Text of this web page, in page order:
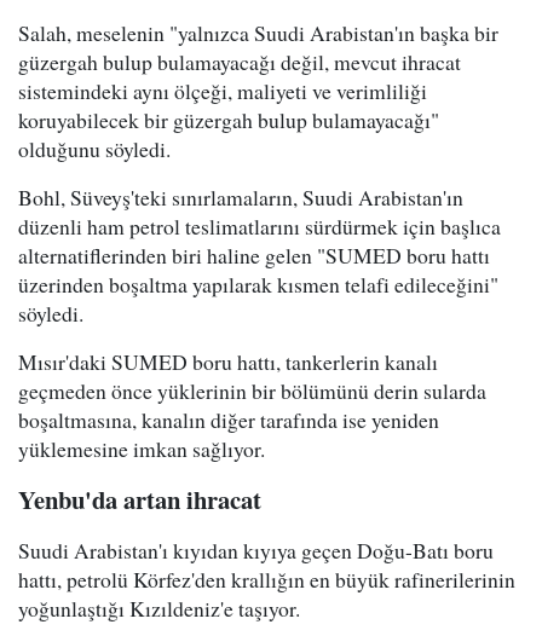
Salah, meselenin "yalnızca Suudi Arabistan'ın başka bir
güzergah bulup bulamayacağı değil, mevcut ihracat
sistemindeki aynı ölçeği, maliyeti ve verimliliği
koruyabilecek bir güzergah bulup bulamayacağı"
olduğunu söyledi.
Bohl, Süveyş'teki sınırlamaların, Suudi Arabistan'ın
düzenli ham petrol teslimatlarını sürdürmek için başlıca
alternatiflerinden biri haline gelen "SUMED boru hattı
üzerinden boşaltma yapılarak kısmen telafi edileceğini"
söyledi.
Mısır'daki SUMED boru hattı, tankerlerin kanalı
geçmeden önce yüklerinin bir bölümünü derin sularda
boşaltmasına, kanalın diğer tarafında ise yeniden
yüklemesine imkan sağlıyor.
Yenbu'da artan ihracat
Suudi Arabistan'ı kıyıdan kıyıya geçen Doğu-Batı boru
hattı, petrolü Körfez'den krallığın en büyük rafinerilerinin
yoğunlaştığı Kızıldeniz'e taşıyor.